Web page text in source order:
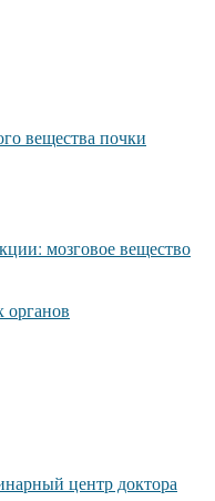
вещества почки
мозговое вещество
центр доктора